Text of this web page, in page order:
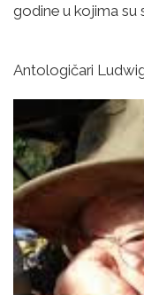
godine u kojima su
Antologičari